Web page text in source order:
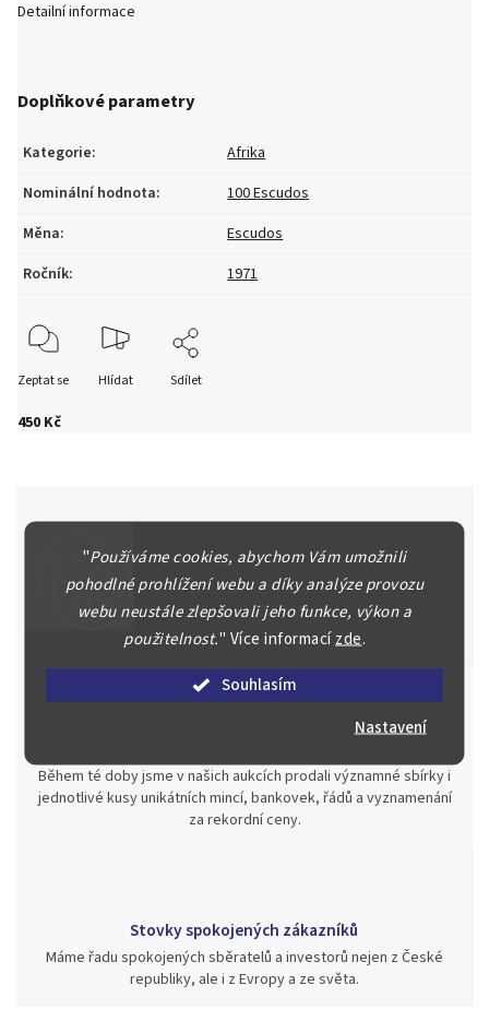
"Používáme cookies, abychom Vám umožnili
pohodlné prohlížení webu a díky analýze provozu
webu neustále zlepšovali jeho funkce, výkon a
použitelnost." Více informacízde.
Souhlasím
Nastavení
450 Kč
Detailní informace
Doplňkové parametry
Kategorie:
Afrika
Nominální hodnota:
100 Escudos
Měna:
Escudos
Ročník: 1971
Zeptat se Hlídat Sdílet
Špičkové služby za nejlepší ceny
Náš kolektiv specialistů a znalců se Vám bude plně věnovat.
Posoudíme kvalitu a pravost Vašeho materiálu, prodáme v naší
aukci nebo Vám poradíme kam investovat.
Během té doby jsme v našich aukcích prodali významné sbírky i
jednotlivé kusy unikátních mincí, bankovek, řádů a vyznamenání
za rekordní ceny.
Stovky spokojených zákazníků
Máme řadu spokojených sběratelů a investorů nejen z České
republiky, ale i z Evropy a ze světa.